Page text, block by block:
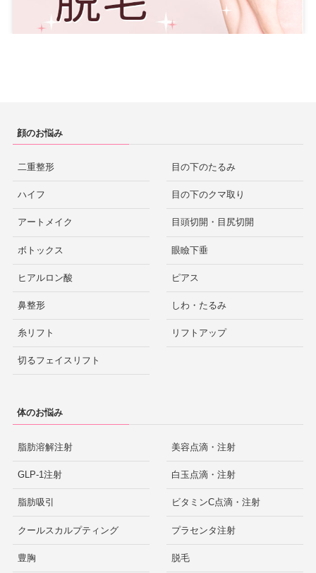
顔のお悩み
二重整形
ハイフ
アートメイク
ボトックス
ヒアルロン酸
鼻整形
糸リフト
切るフェイスリフト
目の下のたるみ
目の下のクマ取り
目頭切開・目尻切開
眼瞼下垂
ピアス
しわ・たるみ
リフトアップ
体のお悩み
脂肪溶解注射
GLP-1注射
脂肪吸引
クールスカルプティング
豊胸
美容点滴・注射
白玉点滴・注射
ビタミンC点滴・注射
プラセンタ注射
脱毛